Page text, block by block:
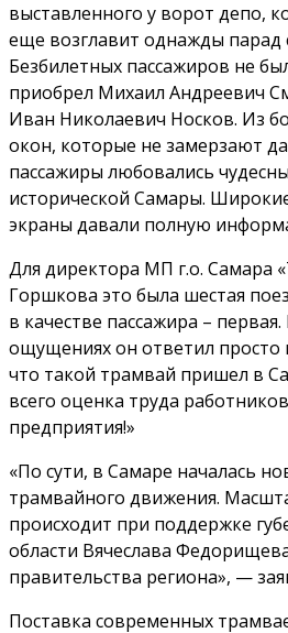
выставленного у ворот депо,
еще возглавит однажды парад
Безбилетных пассажиров не
приобрел Михаил Андреевич
Иван Николаевич Носков. Из
окон, которые не замерзают
пассажиры любовались
исторической Самары.
экраны давали полную
Для директора МП г.о. Самара
Горшкова это была шестая
в качестве пассажира –
ощущениях он ответил просто
что такой трамвай пришел в
всего оценка труда
предприятия!»
«По сути, в Самаре началась
трамвайного движения.
происходит при поддержке
области Вячеслава
правительства региона», —
Поставка современных